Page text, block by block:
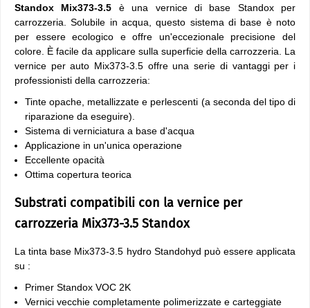
Standox Mix373-3.5 è una vernice di base Standox per
carrozzeria. Solubile in acqua, questo sistema di base è noto
per essere ecologico e offre un'eccezionale precisione del
colore. È facile da applicare sulla superficie della carrozzeria. La
vernice per auto Mix373-3.5 offre una serie di vantaggi per i
professionisti della carrozzeria:
Tinte opache, metallizzate e perlescenti (a seconda del tipo di
riparazione da eseguire).
Sistema di verniciatura a base d'acqua
Applicazione in un'unica operazione
Eccellente opacità
Ottima copertura teorica
Substrati compatibili con la vernice per
carrozzeria Mix373-3.5 Standox
La tinta base Mix373-3.5 hydro Standohyd può essere applicata
su :
Primer Standox VOC 2K
Vernici vecchie completamente polimerizzate e carteggiate